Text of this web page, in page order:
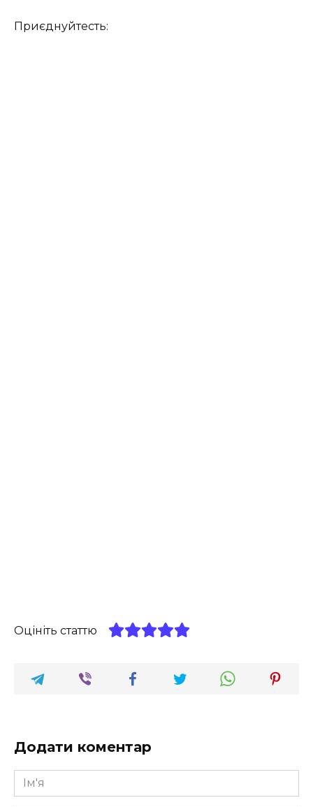
Приєднуйтесть:
Оцініть статтю
Додати коментар
Ім'я
*